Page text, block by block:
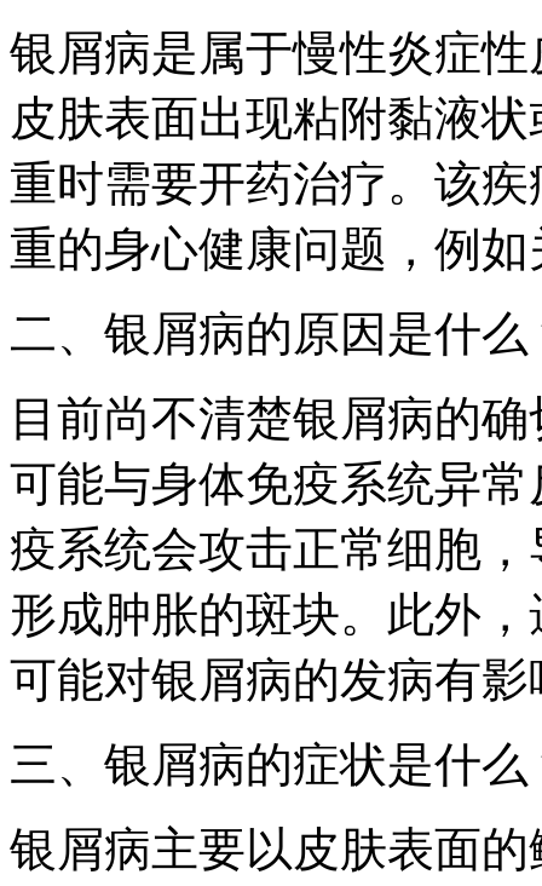
银屑病是属于慢性炎症
皮肤表面出现粘附黏液
重时需要开药治疗。该
重的身心健康问题，例
二、银屑病的原因是什么
目前尚不清楚银屑病的
可能与身体免疫系统异
疫系统会攻击正常细胞
形成肿胀的斑块。此外
可能对银屑病的发病有影
三、银屑病的症状是什么
银屑病主要以皮肤表面